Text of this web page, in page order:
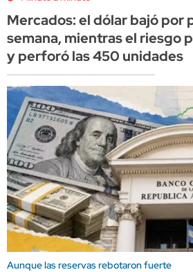
Mercados: el dólar bajó por
semana, mientras el riesgo
y perforó las 450 unidades
Aunque las reservas rebotaron fuerte